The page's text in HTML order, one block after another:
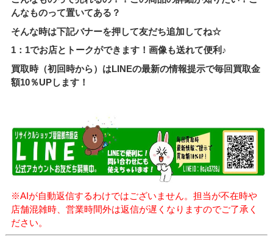
んなものって置いてある？
そんな時は下記バナーを押して友だち追加してね☆
1：1でお店とトークができます！画像も送れて便利♪
買取時（初回時から）はLINEの最新の情報提示で毎回買取金
額10％UPします！
※AIが自動返信するわけではございません。担当が不在時や
店舗混雑時、営業時間外は返信が遅くなりますのでご了承く
ださい。